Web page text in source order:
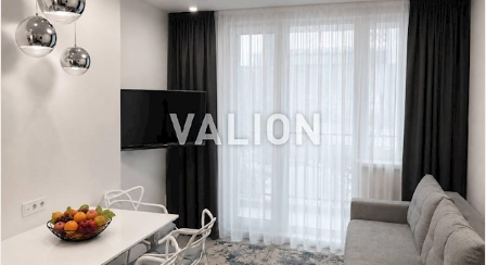
Общая площадь: 67,1 м² Планирование: • Кухня + лоджия — 16 м²
• Комната 1 - 15,7 м² • Комната 2 - 17 м² Дом сдан в
эксплуатацию в 2021 году. Современный бизнес класс:
закрытая территория, консьерж-сервис, подземный паркинг,
детские и спортивные площадки. Метро «Теремки» — 5 минут
пешком Рядом ТРЦ Respublika Park (Республика), Магеллан,
рестораны, школы, садики Идеальный вариант для проживания
или инвестиций! Цена: 115000у.е. Валентина 0977893310